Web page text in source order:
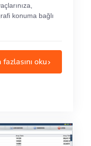
konuma bağlı
fazlasını oku